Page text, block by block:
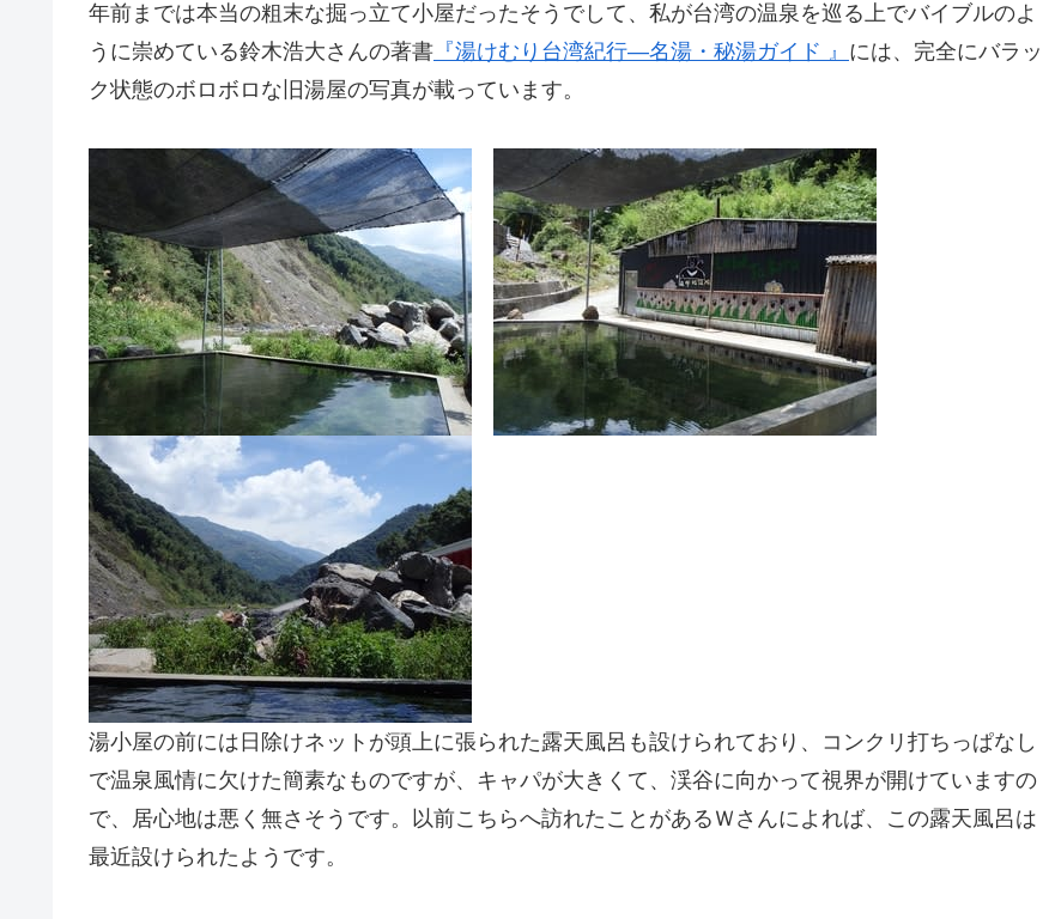
年前までは本当の粗末な掘っ立て小屋だったそうでして、私が台湾の温泉を巡る上でバイブルのよ
うに崇めている鈴木浩大さんの著書 『湯けむり台湾紀行―名湯・秘湯ガイド 』 には、完全にバラッ
ク状態のボロボロな旧湯屋の写真が載っています。
湯小屋の前には日除けネットが頭上に張られた露天風呂も設けられており、コンクリ打ちっぱなし
で温泉風情に欠けた簡素なものですが、キャパが大きくて、渓谷に向かって視界が開けていますの
で、居心地は悪く無さそうです。以前こちらへ訪れたことがあるＷさんによれば、この露天風呂は
最近設けられたようです。